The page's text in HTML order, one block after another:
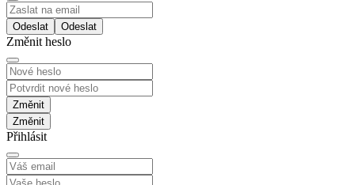
Odeslat
Změnit heslo
Změnit
Přihlásit